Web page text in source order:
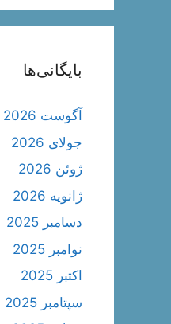
بایگانی‌ها
آگوست 2026
جولای 2026
ژوئن 2026
ژانویه 2026
دسامبر 2025
نوامبر 2025
اکتبر 2025
سپتامبر 2025